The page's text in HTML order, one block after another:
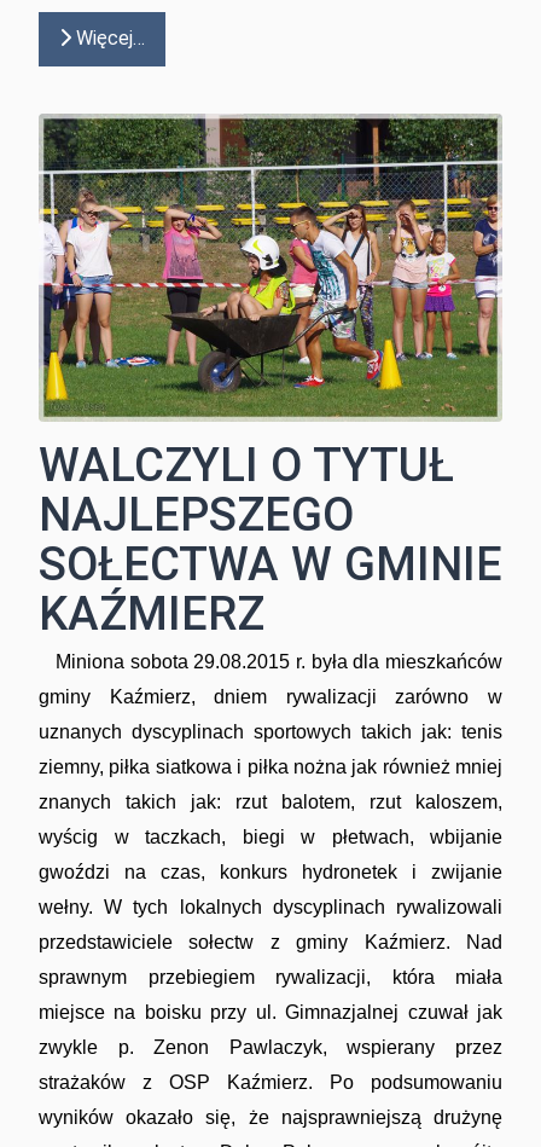
Więcej…
WALCZYLI O TYTUŁ
NAJLEPSZEGO
SOŁECTWA W GMINIE
KAŹMIERZ
Miniona sobota 29.08.2015 r. była dla mieszkańców
gminy Kaźmierz, dniem rywalizacji zarówno w
uznanych dyscyplinach sportowych takich jak: tenis
ziemny, piłka siatkowa i piłka nożna jak również mniej
znanych takich jak: rzut balotem, rzut kaloszem,
wyścig w taczkach, biegi w płetwach, wbijanie
gwoździ na czas, konkurs hydronetek i zwijanie
wełny. W tych lokalnych dyscyplinach rywalizowali
przedstawiciele sołectw z gminy Kaźmierz. Nad
sprawnym przebiegiem rywalizacji, która miała
miejsce na boisku przy ul. Gimnazjalnej czuwał jak
zwykle p. Zenon Pawlaczyk, wspierany przez
strażaków z OSP Kaźmierz. Po podsumowaniu
wyników okazało się, że najsprawniejszą drużynę